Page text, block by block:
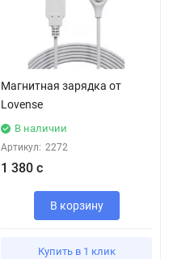
Магнитная зарядка от
Lovense
В наличии
Артикул: 2272
1 380 с
В корзину
Купить в 1 клик